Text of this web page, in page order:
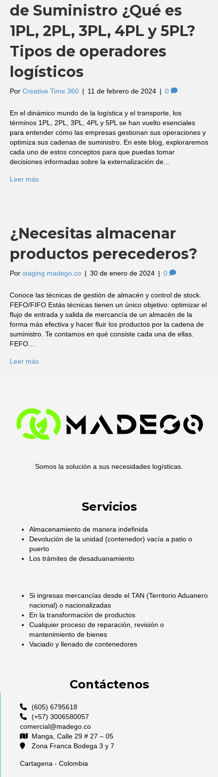
de Suministro ¿Qué es
1PL, 2PL, 3PL, 4PL y 5PL?
Tipos de operadores
logísticos
Por Creative Time 360 | 11 de febrero de 2024 | 0
En el dinámico mundo de la logística y el transporte, los
términos 1PL, 2PL, 3PL, 4PL y 5PL se han vuelto esenciales
para entender cómo las empresas gestionan sus operaciones y
optimiza sus cadenas de suministro. En este blog, exploraremos
cada uno de estos conceptos para que puedas tomar
decisiones informadas sobre la externalización de…
Leer más
¿Necesitas almacenar
productos perecederos?
Por staging.madego.co | 30 de enero de 2024 | 0
Conoce las técnicas de gestión de almacén y control de stock.
FEFO/FIFO Estás técnicas tienen un único objetivo: optimizar el
flujo de entrada y salida de mercancía de un almacén de la
forma más efectiva y hacer fluir los productos por la cadena de
suministro. Te contamos en qué consiste cada una de ellas.
FEFO…
Leer más
Somos la solución a sus necesidades logísticas.
Servicios
Almacenamiento de manera indefinida
Devolución de la unidad (contenedor) vacía a patio o
puerto
Los trámites de desaduanamiento
Si ingresas mercancías desde el TAN (Territorio Aduanero
nacional) o nacionalizadas
En la transformación de productos
Cualquier proceso de reparación, revisión o
mantenimiento de bienes
Vaciado y llenado de contenedores
Contáctenos
(605) 6795618
(+57) 3006580057
comercial@madego.co
Manga, Calle 29 # 27 – 05
Zona Franca Bodega 3 y 7
Cartagena - Colombia